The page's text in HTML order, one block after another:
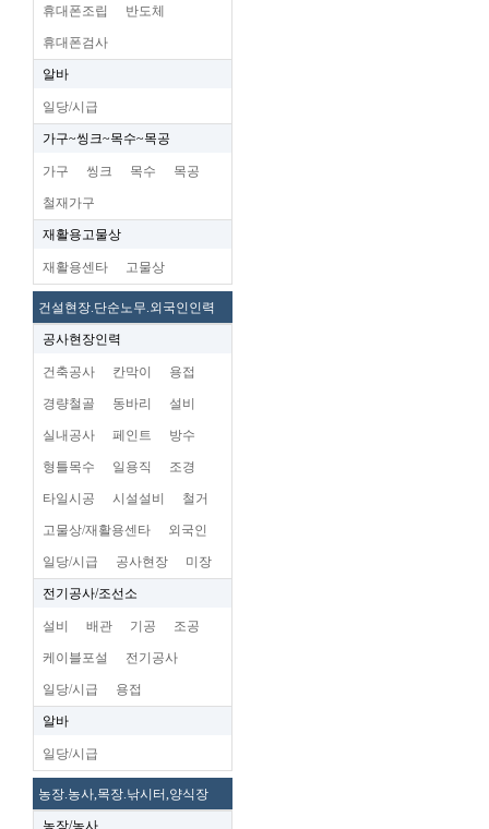
휴대폰조립 반도체
휴대폰검사
알바
일당/시급
가구~씽크~목수~목공
가구 씽크 목수 목공
철재가구
재활용고물상
재활용센타 고물상
건설현장.단순노무.외국인인력
공사현장인력
건축공사 칸막이 용접
경량철골 동바리 설비
실내공사 페인트 방수
형틀목수 일용직 조경
타일시공 시설설비 철거
고물상/재활용센타 외국인
일당/시급 공사현장 미장
전기공사/조선소
설비 배관 기공 조공
케이블포설 전기공사
일당/시급 용접
알바
일당/시급
농장.농사,목장.낚시터,양식장
농장/농사